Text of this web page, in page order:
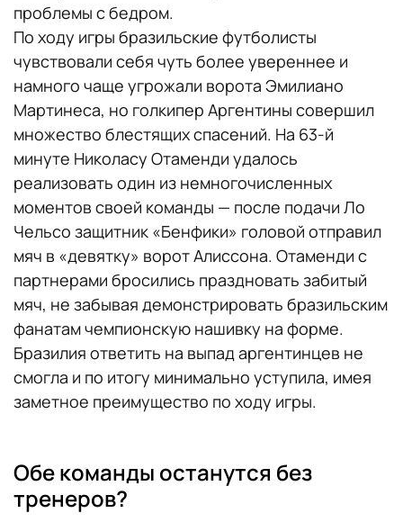
проблемы с бедром.
По ходу игры бразильские футболисты
чувствовали себя чуть более увереннее и
намного чаще угрожали ворота Эмилиано
Мартинеса, но голкипер Аргентины совершил
множество блестящих спасений. На 63-й
минуте Николасу Отаменди удалось
реализовать один из немногочисленных
моментов своей команды — после подачи Ло
Чельсо защитник «Бенфики» головой отправил
мяч в «девятку» ворот Алиссона. Отаменди с
партнерами бросились праздновать забитый
мяч, не забывая демонстрировать бразильским
фанатам чемпионскую нашивку на форме.
Бразилия ответить на выпад аргентинцев не
смогла и по итогу минимально уступила, имея
заметное преимущество по ходу игры.
Обе команды останутся без
тренеров?